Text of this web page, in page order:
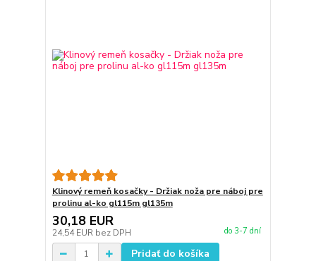
Klinový remeň kosačky - Držiak noža pre náboj pre
prolinu al-ko gl115m gl135m
30,18 EUR
24,54 EUR bez DPH do 3-7 dní
Pridať do košíka